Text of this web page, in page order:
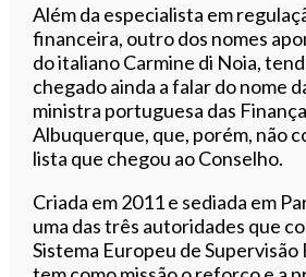
Além da especialista em
financeira, outro dos nomes
do italiano Carmine di Noia,
chegado ainda a falar do nome
ministra portuguesa das
Albuquerque, que, porém, não
lista que chegou ao Conselho.
Criada em 2011 e sediada em
uma das três autoridades que
Sistema Europeu de Supervisão